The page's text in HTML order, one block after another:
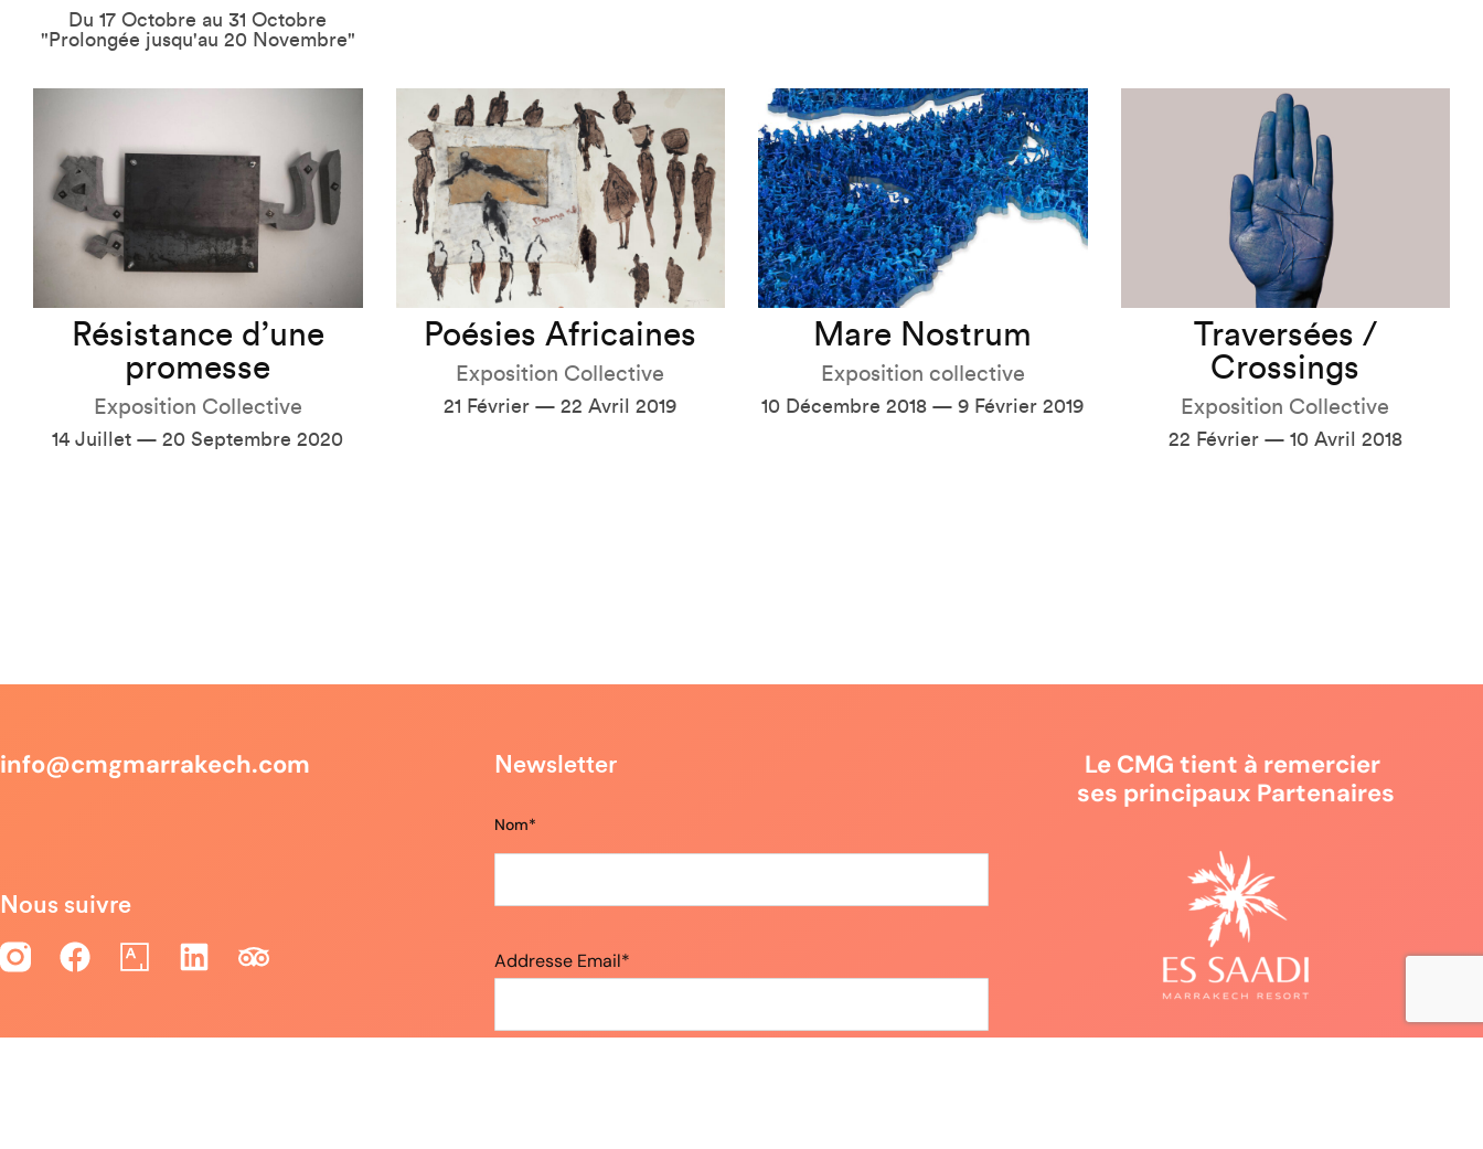
Du 17 Octobre au 31 Octobre
"Prolongée jusqu'au 20 Novembre"
Résistance d’une
promesse
Exposition Collective
14 Juillet — 20 Septembre 2020
Poésies Africaines
Exposition Collective
21 Février — 22 Avril 2019
Mare Nostrum
Exposition collective
10 Décembre 2018 — 9 Février 2019
Traversées /
Crossings
Exposition Collective
22 Février — 10 Avril 2018
info@cmgmarrakech.com
Nous suivre
Newsletter
Nom*
Addresse Email*
Le CMG tient à remercier
ses principaux Partenaires